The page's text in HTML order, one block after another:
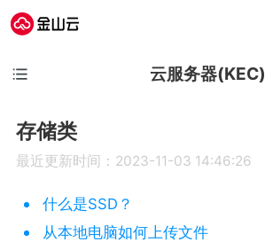
云服务器(KEC)
存储类
最近更新时间：2023-11-03 14:46:26
什么是SSD？
从本地电脑如何上传文件